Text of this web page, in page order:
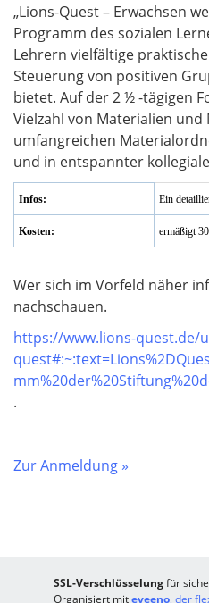
„Lions-Quest – Erwachsen
Programm des sozialen
Lehrern vielfältige
Steuerung von positiven
bietet. Auf der 2 ½ -tägigen
Vielzahl von Materialien
umfangreichen
und in entspannter
Infos: Ein
Kosten: ermäßigt
Wer sich im Vorfeld näher
nachschauen.
https://www.lions-quest.de/
.
Zur Anmeldung »
SSL-Verschlüsselungfür
Organisiert miteveeno, der